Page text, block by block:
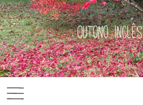
Outono inglês